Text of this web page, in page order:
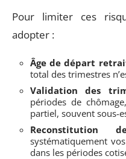
Pour limiter ces
adopter :
Âge de départ
total des trimestres
Validation des
périodes de
partiel, souvent sous-
Reconstitution
systématiquement
dans les périodes